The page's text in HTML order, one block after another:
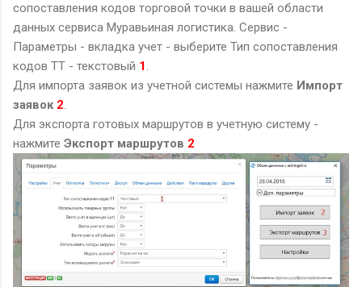
сопоставления кодов торговой точки в вашей области
данных сервиса Муравьиная логистика. Сервис -
Параметры - вкладка учет - выберите Тип сопоставления
кодов ТТ - текстовый 1.
Для импорта заявок из учетной системы нажмите Импорт
заявок 2.
Для экспорта готовых маршрутов в учетную систему -
нажмите Экспорт маршрутов 2